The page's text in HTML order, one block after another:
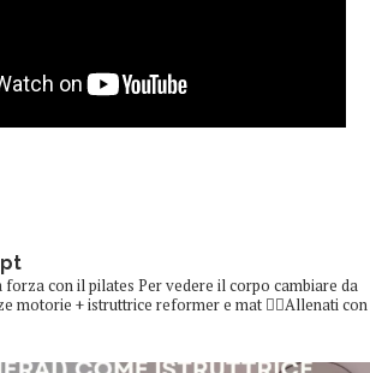
forza con il pilates Per vedere il corpo cambiare da
motorie + istruttrice reformer e mat 👇🏻Allenati con